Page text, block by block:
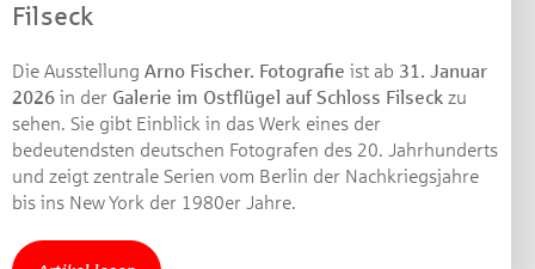
Filseck
Die Ausstellung Arno Fischer. Fotografie ist ab 31. Januar
2026 in der Galerie im Ostflügel auf Schloss Filseck zu
sehen. Sie gibt Einblick in das Werk eines der
bedeutendsten deutschen Fotografen des 20. Jahrhunderts
und zeigt zentrale Serien vom Berlin der Nachkriegsjahre
bis ins New York der 1980er Jahre.